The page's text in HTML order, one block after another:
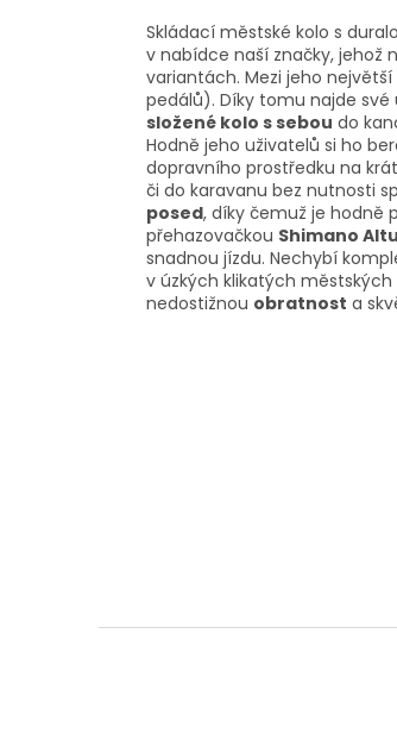
Skládací městské kolo s
v nabídce naší značky, jehož
variantách. Mezi jeho
pedálů). Díky tomu najde
složené kolo s sebou do
Hodně jeho uživatelů si ho
dopravního prostředku na
či do karavanu bez nutnosti
posed, díky čemuž je hodně
přehazovačkou Shimano
snadnou jízdu. Nechybí
v úzkých klikatých
nedostižnou obratnost a